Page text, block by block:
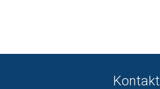
Kontakt